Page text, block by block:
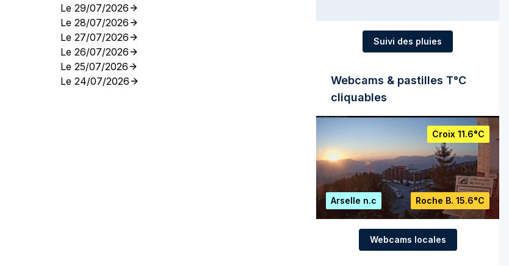
Le 29/07/2026
Le 28/07/2026
Le 27/07/2026
Le 26/07/2026
Le 25/07/2026
Le 24/07/2026
Suivi des pluies
Webcams & pastilles T°C
cliquables
Croix 11.6°C
Arselle n.c Roche B. 15.6°C
Webcams locales